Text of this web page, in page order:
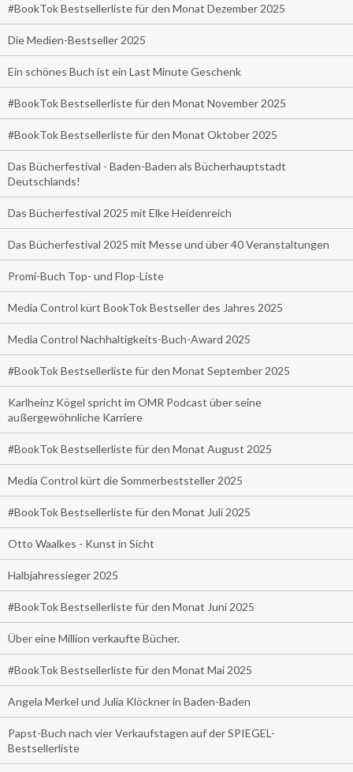
#BookTok Bestsellerliste für den Monat Dezember 2025
Die Medien-Bestseller 2025
Ein schönes Buch ist ein Last Minute Geschenk
#BookTok Bestsellerliste für den Monat November 2025
#BookTok Bestsellerliste für den Monat Oktober 2025
Das Bücherfestival - Baden-Baden als Bücherhauptstadt
Deutschlands!
Das Bücherfestival 2025 mit Elke Heidenreich
Das Bücherfestival 2025 mit Messe und über 40 Veranstaltungen
Promi-Buch Top- und Flop-Liste
Media Control kürt BookTok Bestseller des Jahres 2025
Media Control Nachhaltigkeits-Buch-Award 2025
#BookTok Bestsellerliste für den Monat September 2025
Karlheinz Kögel spricht im OMR Podcast über seine
außergewöhnliche Karriere
#BookTok Bestsellerliste für den Monat August 2025
Media Control kürt die Sommerbeststeller 2025
#BookTok Bestsellerliste für den Monat Juli 2025
Otto Waalkes - Kunst in Sicht
Halbjahressieger 2025
#BookTok Bestsellerliste für den Monat Juni 2025
Über eine Million verkaufte Bücher.
#BookTok Bestsellerliste für den Monat Mai 2025
Angela Merkel und Julia Klöckner in Baden-Baden
Papst-Buch nach vier Verkaufstagen auf der SPIEGEL-
Bestsellerliste